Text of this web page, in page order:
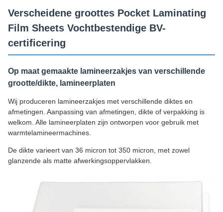
Verscheidene groottes Pocket Laminating
Film Sheets Vochtbestendige BV-
certificering
Op maat gemaakte lamineerzakjes van verschillende
grootte/dikte, lamineerplaten
Wij produceren lamineerzakjes met verschillende diktes en
afmetingen. Aanpassing van afmetingen, dikte of verpakking is
welkom. Alle lamineerplaten zijn ontworpen voor gebruik met
warmtelamineermachines.
De dikte varieert van 36 micron tot 350 micron, met zowel
glanzende als matte afwerkingsoppervlakken.